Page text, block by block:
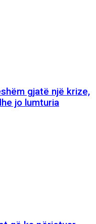
gjatë një krize,
jo lumturia